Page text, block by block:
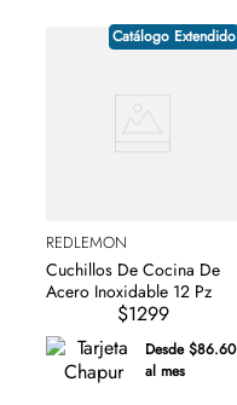
Catálogo Extendido
REDLEMON
Cuchillos De Cocina De
Acero Inoxidable 12 Pz
$1299
Desde $86.60
al mes